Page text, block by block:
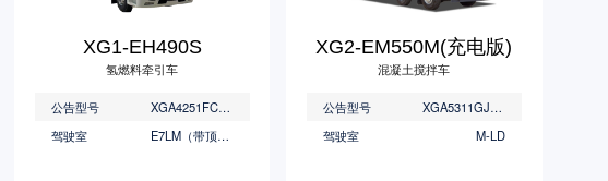
XG1-EH490S
氢燃料牵引车
公告型号
XGA4251FCEVWC/XGA4252FCEVWC
驾驶室
E7LM（带顶导流罩）
XG2-EM550M(充电版)
混凝土搅拌车
公告型号
XGA5311GJBBEVNEG/XGA5311GJBBEVNEG/XGA5311GJBBEVNEGC
驾驶室
M-LD